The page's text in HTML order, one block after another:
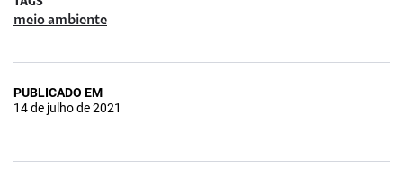
TAGS
meio ambiente
PUBLICADO EM
14 de julho de 2021